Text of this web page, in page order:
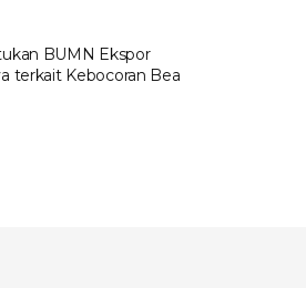
BUMN Ekspor
terkait Kebocoran Bea